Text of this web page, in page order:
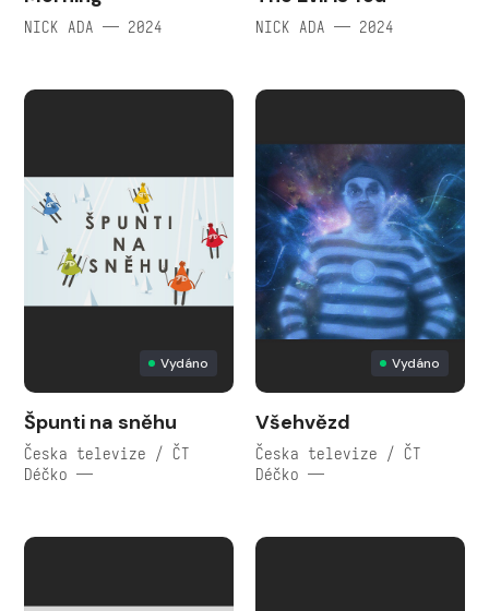
NICK ADA — 2024 NICK ADA — 2024
Vydáno
Špunti na sněhu
Česka televize / ČT
Déčko —
Vydáno
Všehvězd
Česka televize / ČT
Déčko —